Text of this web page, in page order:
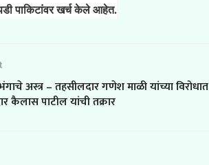
पाकिटांवर खर्च केले आहेत.
अस्त्र – तहसीलदार गणेश माळी यांच्या विरोधात
कैलास पाटील यांची तक्रार